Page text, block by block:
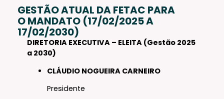
GESTÃO ATUAL DA FETAC PARA
O MANDATO (17/02/2025 A
17/02/2030)
DIRETORIA EXECUTIVA – ELEITA (Gestão 2025
a 2030)
CLÁUDIO NOGUEIRA CARNEIRO
Presidente